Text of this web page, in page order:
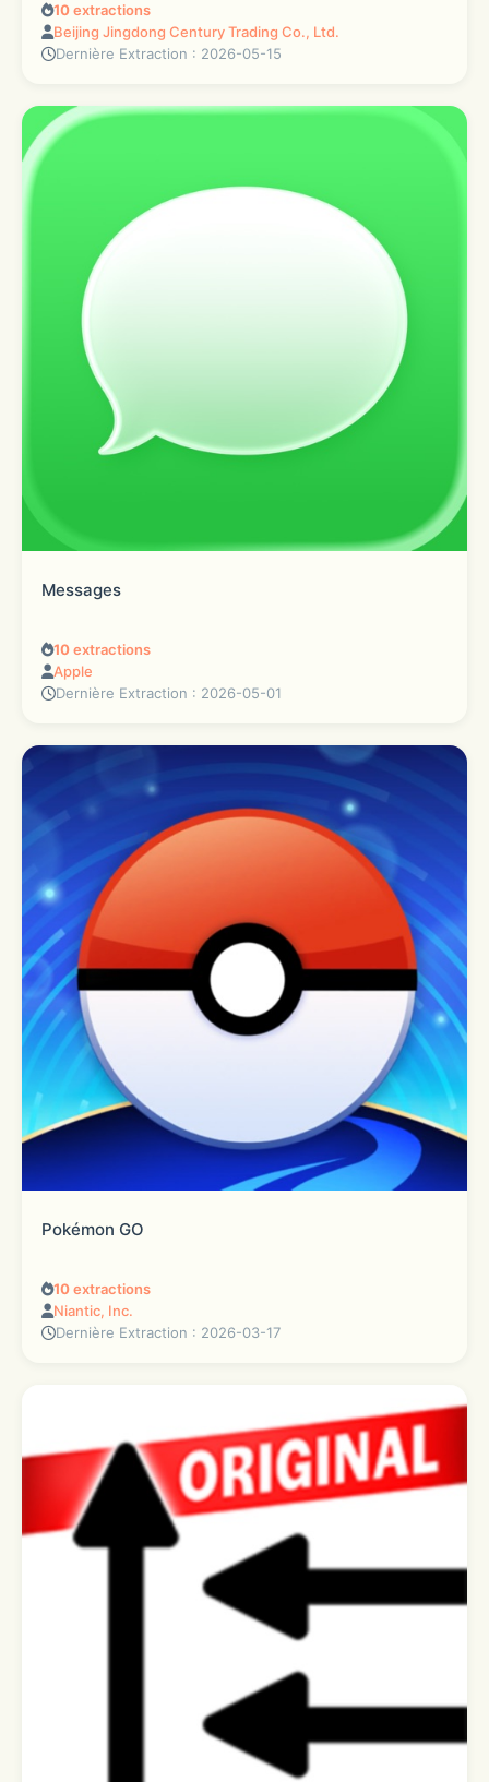
10extractions
Beijing Jingdong Century Trading Co., Ltd.
Dernière Extraction : 2026-05-15
Messages
10extractions
Apple
Dernière Extraction : 2026-05-01
Pokémon GO
10extractions
Niantic, Inc.
Dernière Extraction : 2026-03-17